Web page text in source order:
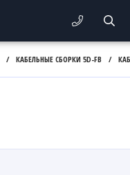
/ КАБЕЛЬНЫЕ СБОРКИ 5D-FB /